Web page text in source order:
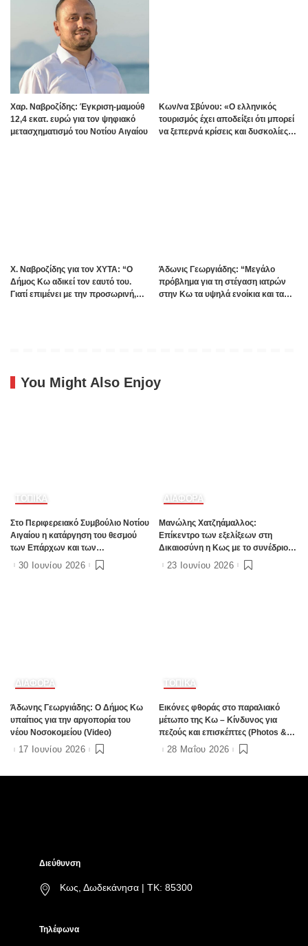
Χαρ. Ναβροζίδης: Έγκριση-μαμούθ
12,4 εκατ. ευρώ για τον ψηφιακό
μετασχηματισμό του Νοτίου Αιγαίου
Kων/να Σβύνου: «Ο ελληνικός
τουρισμός έχει αποδείξει ότι μπορεί
να ξεπερνά κρίσεις και δυσκολίες»
Χ. Ναβροζίδης για τον ΧΥΤΑ: “Ο
Δήμος Κω αδικεί τον εαυτό του.
Γιατί επιμένει με την προσωρινή,
Άδωνις Γεωργιάδης: “Μεγάλο
πρόβλημα για τη στέγαση ιατρών
στην Κω τα υψηλά ενοίκια και τα
You Might Also Enjoy
ΤΟΠΙΚΑ
Στο Περιφερειακό Συμβούλιο Νοτίου
Αιγαίου η κατάργηση του θεσμού
των Επάρχων και των
Εντεταλμένων Περιφερειακών
30 Ιουνίου 2026
ΔΙΑΦΟΡΑ
Μανώλης Χατζηάμαλλος:
Επίκεντρο των εξελίξεων στη
Δικαιοσύνη η Κως με το συνέδριο
της Ένωσης Εισαγγελέων Ελλάδος
– Δείτε τι είπε για Δικαστικό
23 Ιουνίου 2026
ΔΙΑΦΟΡΑ
Άδωνης Γεωργιάδης: Ο Δήμος Κω
υπαίτιος για την αργοπορία του
νέου Νοσοκομείου (Video)
17 Ιουνίου 2026
ΤΟΠΙΚΑ
Εικόνες φθοράς στο παραλιακό
μέτωπο της Κω – Κίνδυνος για
πεζούς και επισκέπτες (Photos &
Video)
28 Μαΐου 2026
Διεύθυνση
Κως, Δωδεκάνησα | ΤΚ: 85300
Τηλέφωνα